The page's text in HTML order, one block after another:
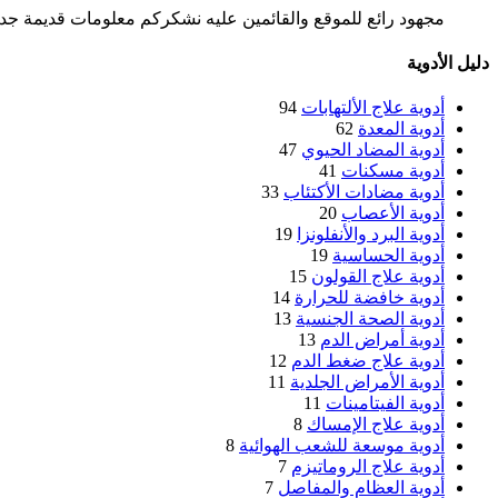
مجهود رائع للموقع والقائمين عليه نشكركم معلومات قديمة
دليل الأدوية
أدوية علاج الألتهابات 94
أدوية المعدة 62
أدوية المضاد الحيوي 47
أدوية مسكنات 41
أدوية مضادات الأكتئاب 33
أدوية الأعصاب 20
أدوية البرد والأنفلونزا
19
أدوية الحساسية 19
أدوية علاج القولون 15
أدوية خافضة للحرارة 14
أدوية الصحة الجنسية 13
أدوية أمراض الدم 13
أدوية علاج ضغط الدم 12
أدوية الأمراض الجلدية 11
أدوية الفيتامينات 11
أدوية علاج الإمساك 8
أدوية موسعة للشعب الهوائية 8
أدوية علاج الروماتيزم 7
أدوية العظام والمفاصل 7